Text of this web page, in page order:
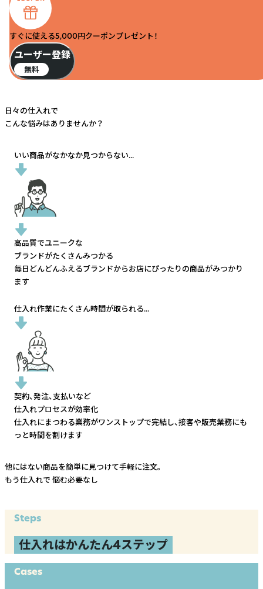
すぐに使える5,000円クーポンプレゼント！
ユーザー登録
無料
日々の仕入れで
こんな悩みはありませんか？
いい商品がなかなか見つからない...
高品質でユニークな
ブランドがたくさんみつかる
毎日どんどんふえるブランドからお店にぴったりの商品がみつかり
ます
仕入れ作業にたくさん時間が取られる...
契約、発注、支払いなど
仕入れプロセスが効率化
仕入れにまつわる業務がワンストップで完結し、接客や販売業務にも
っと時間を割けます
他にはない商品を簡単に見つけて手軽に注文。
もう仕入れで 悩む必要なし
Steps
仕入れはかんたん4ステップ
Cases